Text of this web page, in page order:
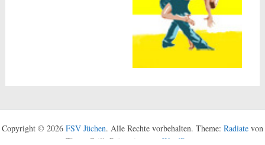
Copyright © 2026 FSV Jüchen. Alle Rechte vorbehalten. Theme: Radiate von
ThemeGrill. Präsentiert von WordPress